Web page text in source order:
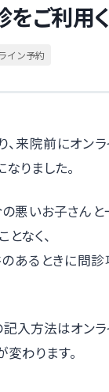
ご利用
イン予約
、来院前にオン
りました。
悪いお子さん
なく、
あるときに問
入方法はオン
変わります。